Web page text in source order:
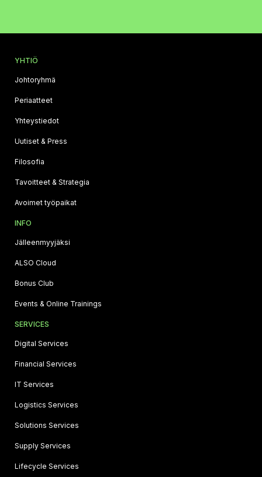
YHTIÖ
Johtoryhmä
Periaatteet
Yhteystiedot
Uutiset & Press
Filosofia
Tavoitteet & Strategia
Avoimet työpaikat
INFO
Jälleenmyyjäksi
ALSO Cloud
Bonus Club
Events & Online Trainings
SERVICES
Digital Services
Financial Services
IT Services
Logistics Services
Solutions Services
Supply Services
Lifecycle Services